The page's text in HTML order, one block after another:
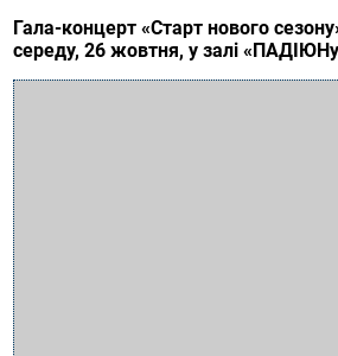
Гала-концерт «Старт нового
середу, 26 жовтня, у залі